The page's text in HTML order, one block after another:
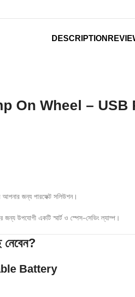
DESCRIPTION
On Wheel –
আপনার জন্য পারফেক্ট সলিউশন।
উপযোগী একটি স্মার্ট ও স্পেস-সেভিং ল্যাম্প।
Battery